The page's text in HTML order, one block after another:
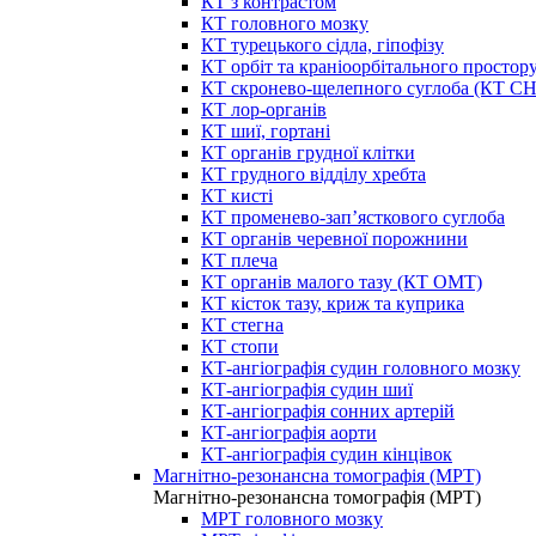
КТ головного мозку
КТ турецького сідла, гіпофізу
КТ орбіт та краніоорбітального
КТ скронево-щелепного суглоба (КТ
КТ лор-органів
КТ шиї, гортані
КТ органів грудної клітки
КТ грудного відділу хребта
КТ кисті
КТ променево-зап’ясткового суглоба
КТ органів черевної порожнини
КТ плеча
КТ органів малого тазу (КТ ОМТ)
КТ кісток тазу, криж та куприка
КТ стегна
КТ стопи
КТ-ангіографія судин головного мозку
КТ-ангіографія судин шиї
КТ-ангіографія сонних артерій
КТ-ангіографія аорти
КТ-ангіографія судин кінцівок
Магнітно-резонансна томографія (МРТ)
Магнітно-резонансна томографія (МРТ)
МРТ головного мозку